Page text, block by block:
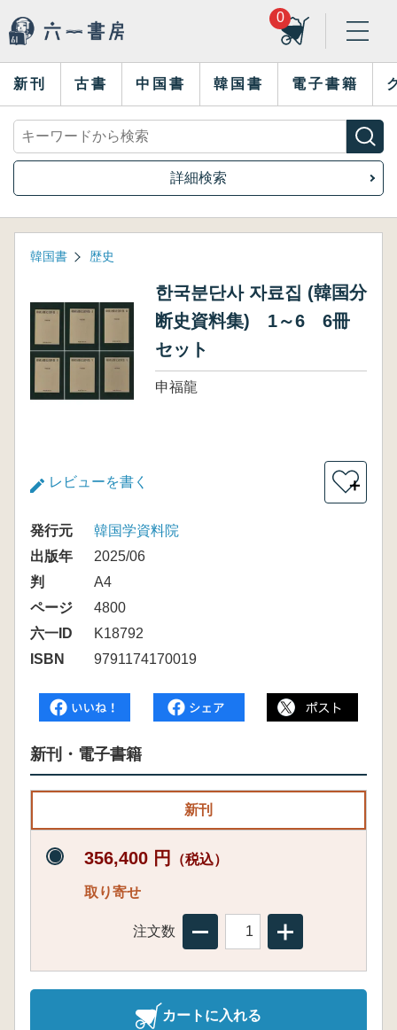
0
新刊 古書 中国書 韓国書 電子書籍
詳細検索
韓国書 歴史
한국분단사 자료집 (韓国分
断史資料集) 1～6 6冊
セット
申福龍
レビューを書く ＋
発行元
韓国学資料院
出版年
2025/06
判
A4
ページ
4800
六一ID
K18792
ISBN
9791174170019
新刊・電子書籍
新刊
356,400 円 （税込）
取り寄せ
注文数
カートに入れる